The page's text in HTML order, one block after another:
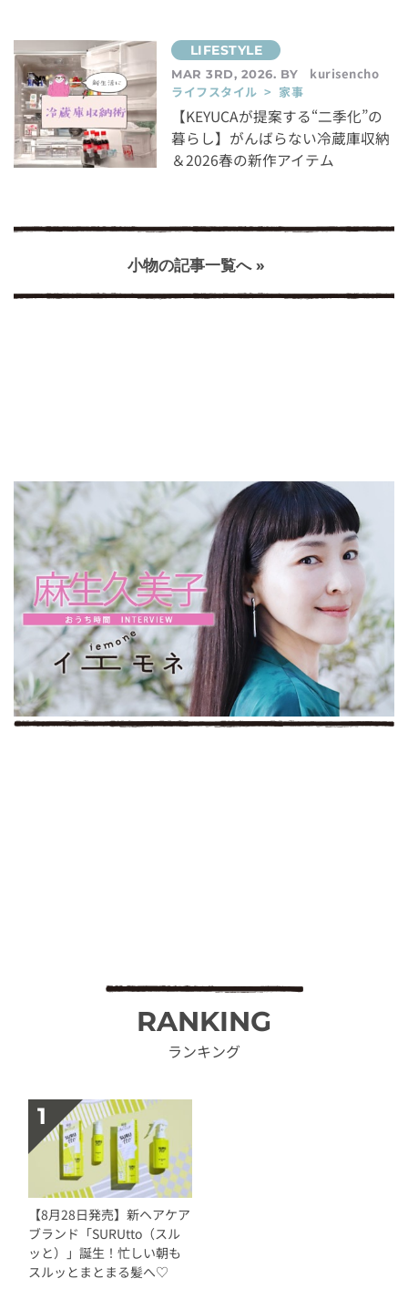
MAR 3RD, 2026. BY
kurisencho
ライフスタイル > 家事
【KEYUCAが提案する“二季化”の
暮らし】がんばらない冷蔵庫収納
＆2026春の新作アイテム
小物の記事一覧へ »
RANKING
ランキング
【8月28日発売】新ヘアケア
ブランド「SURUtto（スル
ッと）」誕生！忙しい朝も
スルッとまとまる髪へ♡